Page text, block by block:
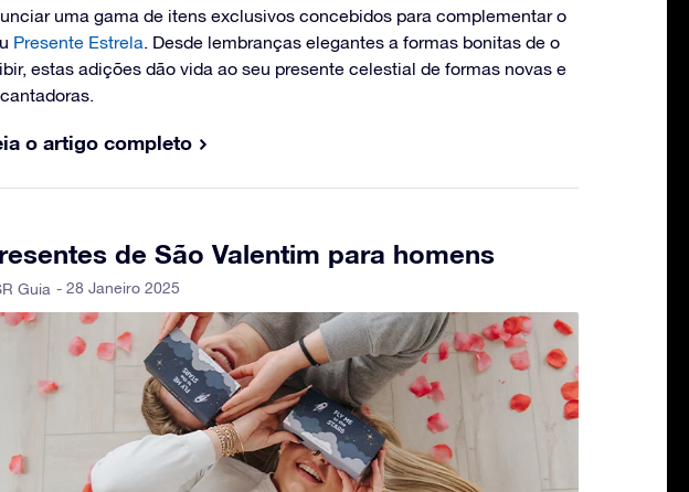
uma gama de itens exclusivos concebidos para complementar o
Presente Estrela. Desde lembranças elegantes a formas bonitas de o
estas adições dão vida ao seu presente celestial de formas novas e
o artigo completo
de São Valentim para homens
Guia - 28 Janeiro 2025